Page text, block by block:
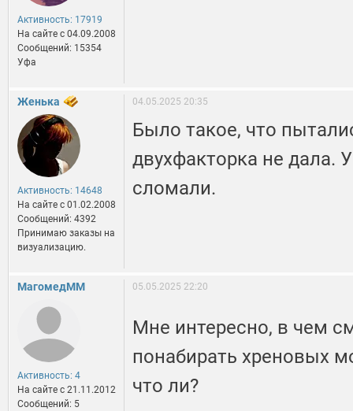
Активность: 17919
На сайте c 04.09.2008
Сообщений: 15354
Уфа
Женька
Активность: 14648
На сайте c 01.02.2008
Сообщений: 4392
Принимаю заказы на
визуализацию.
04.05.2025 20:35
Было такое, что
двухфакторка не дала.
сломали.
МагомедММ
Активность: 4
На сайте c 21.11.2012
Сообщений: 5
05.05.2025 22:20
Мне интересно, в чем
понабирать хреновых
что ли?